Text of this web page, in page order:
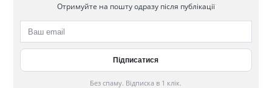
Отримуйте на пошту одразу після публікації
Без спаму. Відписка в 1 клік.